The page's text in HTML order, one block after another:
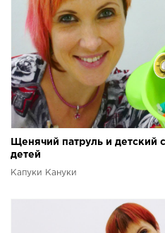
Щенячий патруль и детский
детей
Капуки Кануки